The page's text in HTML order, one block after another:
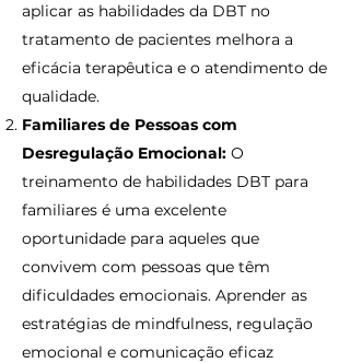
aplicar as habilidades da DBT no
tratamento de pacientes melhora a
eficácia terapêutica e o atendimento de
qualidade.
Familiares de Pessoas com
Desregulação Emocional: O
treinamento de habilidades DBT para
familiares é uma excelente
oportunidade para aqueles que
convivem com pessoas que têm
dificuldades emocionais. Aprender as
estratégias de mindfulness, regulação
emocional e comunicação eficaz